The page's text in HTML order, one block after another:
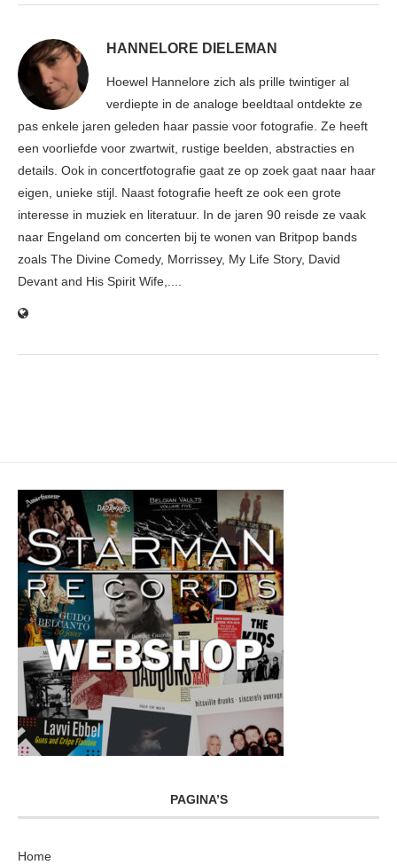
HANNELORE DIELEMAN
Hoewel Hannelore zich als prille twintiger al
verdiepte in de analoge beeldtaal ontdekte ze
pas enkele jaren geleden haar passie voor fotografie. Ze heeft
een voorliefde voor zwartwit, rustige beelden, abstracties en
details. Ook in concertfotografie gaat ze op zoek gaat naar haar
eigen, unieke stijl. Naast fotografie heeft ze ook een grote
interesse in muziek en literatuur. In de jaren 90 reisde ze vaak
naar Engeland om concerten bij te wonen van Britpop bands
zoals The Divine Comedy, Morrissey, My Life Story, David
Devant and His Spirit Wife,....
PAGINA’S
Home